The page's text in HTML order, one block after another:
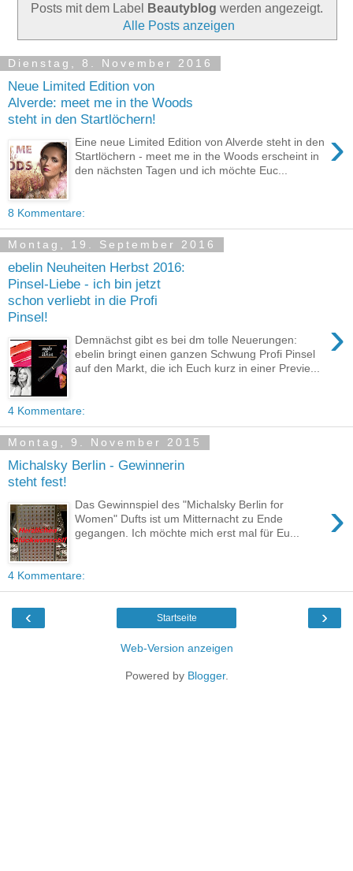
Posts mit dem Label Beautyblog werden angezeigt.
Alle Posts anzeigen
Dienstag, 8. November 2016
Neue Limited Edition von
Alverde: meet me in the Woods
steht in den Startlöchern!
›
Eine neue Limited Edition von Alverde steht in den
Startlöchern - meet me in the Woods erscheint in
den nächsten Tagen und ich möchte Euc...
8 Kommentare:
Montag, 19. September 2016
ebelin Neuheiten Herbst 2016:
Pinsel-Liebe - ich bin jetzt
schon verliebt in die Profi
Pinsel!
›
Demnächst gibt es bei dm tolle Neuerungen:
ebelin bringt einen ganzen Schwung Profi Pinsel
auf den Markt, die ich Euch kurz in einer Previe...
4 Kommentare:
Montag, 9. November 2015
Michalsky Berlin - Gewinnerin
steht fest!
›
Das Gewinnspiel des "Michalsky Berlin for
Women" Dufts ist um Mitternacht zu Ende
gegangen. Ich möchte mich erst mal für Eu...
4 Kommentare:
‹ ›
Startseite
Web-Version anzeigen
Powered by Blogger.